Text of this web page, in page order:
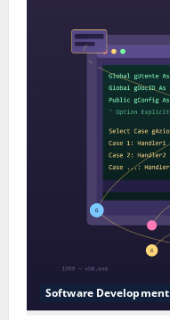
Software Development